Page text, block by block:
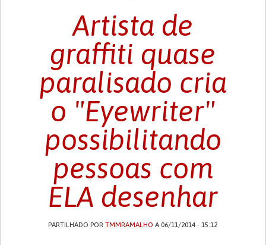
Artista de
graffiti quase
paralisado cria
o "Eyewriter"
possibilitando
pessoas com
ELA desenhar
PARTILHADO PORTMMRAMALHO A 06/11/2014 - 15:12